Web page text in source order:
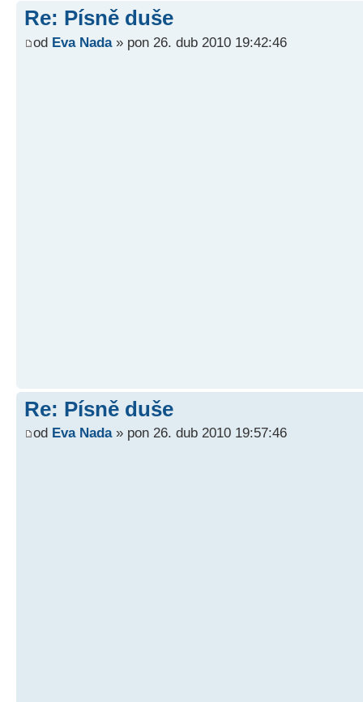
Re: Písně duše
od Eva Nada» pon 26. dub 2010 19:42:46
Re: Písně duše
od Eva Nada» pon 26. dub 2010 19:57:46